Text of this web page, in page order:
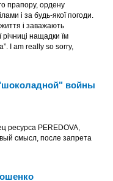
прапору, ордену
і за будь-якої погоди.
і заважають
нащадки їм
I am really so sorry,
войны
ресурса PEREDOVA,
смысл, после запрета